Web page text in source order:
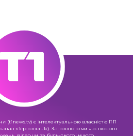
(t1news.tv) є інтелектуальною власністю ПП
«Тернопіль1»). За повного чи часткового